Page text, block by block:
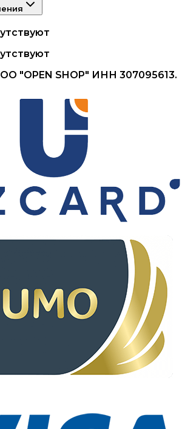
"OPEN SHOP" ИНН 307095613.